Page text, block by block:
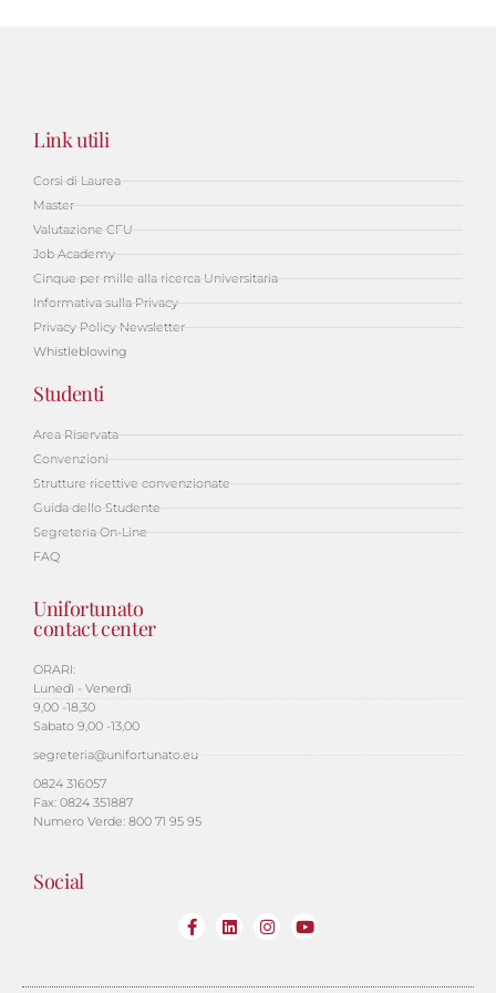
Link utili
Corsi di Laurea
Master
Valutazione CFU
Job Academy
Cinque per mille alla ricerca Universitaria
Informativa sulla Privacy
Privacy Policy Newsletter
Whistleblowing
Studenti
Area Riservata
Convenzioni
Strutture ricettive convenzionate
Guida dello Studente
Segreteria On-Line
FAQ
Unifortunato
contact center
ORARI:
Lunedì - Venerdì
9,00 -18,30
Sabato 9,00 -13,00
segreteria@unifortunato.eu
0824 316057
Fax: 0824 351887
Numero Verde: 800 71 95 95
Social